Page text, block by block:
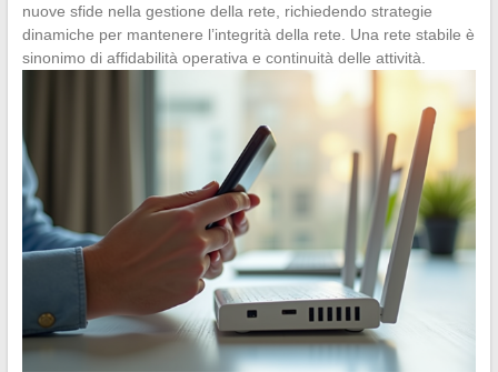
nuove sfide nella gestione della rete, richiedendo strategie
dinamiche per mantenere l’integrità della rete. Una rete stabile è
sinonimo di affidabilità operativa e continuità delle attività.